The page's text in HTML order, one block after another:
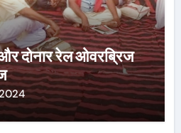
दोनार रेल ओवरब्रिज